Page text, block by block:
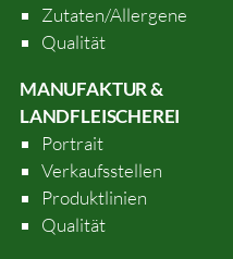
Zutaten/Allergene
Qualität
MANUFAKTUR &
LANDFLEISCHEREI
Portrait
Verkaufsstellen
Produktlinien
Qualität